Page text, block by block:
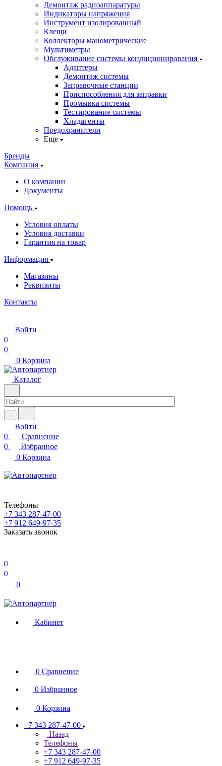
Демонтаж радиоаппаратуры
Индикаторы напряжения
Инструмент изолированный
Клещи
Коллекторы манометрические
Мультиметры
Обслуживание системы кондиционирования
Адаптеры
Демонтаж системы
Заправочные станции
Приспособления для заправки
Промывка системы
Тестирование системы
Хладагенты
Предохранители
Еще
Бренды
Компания
О компании
Документы
Помощь
Условия оплаты
Условия доставки
Гарантия на товар
Информация
Магазины
Реквизиты
Контакты
Войти
0
0
0 Корзина
Каталог
Войти
0
Сравнение
0
Избранное
0 Корзина
Телефоны
+7 343 287-47-00
+7 912 649-97-35
Заказать звонок
0
0
0
Кабинет
0 Сравнение
0 Избранное
0 Корзина
+7 343 287-47-00
Назад
Телефоны
+7 343 287-47-00
+7 912 649-97-35